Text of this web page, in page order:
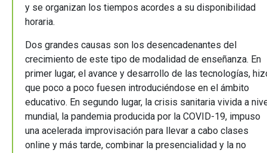
y se organizan los tiempos acordes a su disponibilidad
horaria.
Dos grandes causas son los desencadenantes del
crecimiento de este tipo de modalidad de enseñanza. En
primer lugar, el avance y desarrollo de las tecnologías,
que poco a poco fuesen introduciéndose en el ámbito
educativo. En segundo lugar, la crisis sanitaria vivida a
mundial, la pandemia producida por la COVID-19, impuso
una acelerada improvisación para llevar a cabo clases
online y más tarde, combinar la presencialidad y la no